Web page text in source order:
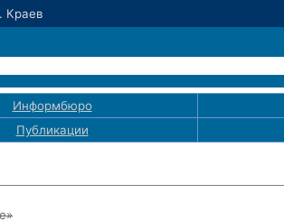
Краев
Информбюро
Публикации